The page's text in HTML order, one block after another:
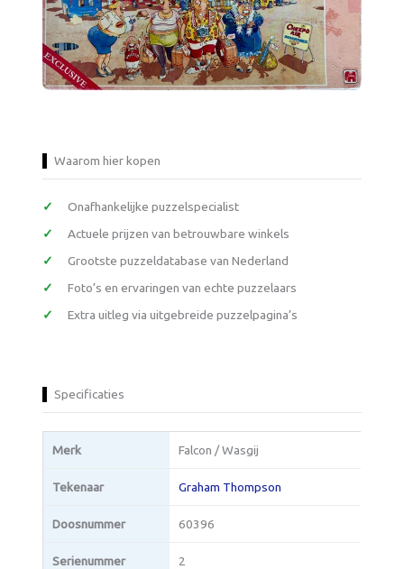
Waarom hier kopen
Onafhankelijke puzzelspecialist
Actuele prijzen van betrouwbare winkels
Grootste puzzeldatabase van Nederland
Foto’s en ervaringen van echte puzzelaars
Extra uitleg via uitgebreide puzzelpagina’s
Specificaties
Merk Falcon / Wasgij
Tekenaar Graham Thompson
Doosnummer 60396
Serienummer 2